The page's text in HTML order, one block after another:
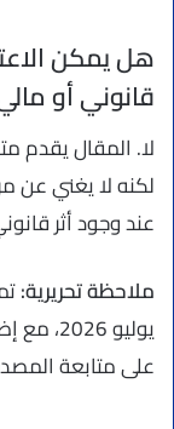
هل يمكن
قانوني أو
لا. المقال يقدم
لكنه لا يغني عن
عند وجود أثر
ملاحظة تحريرية:
يوليو
على متابعة